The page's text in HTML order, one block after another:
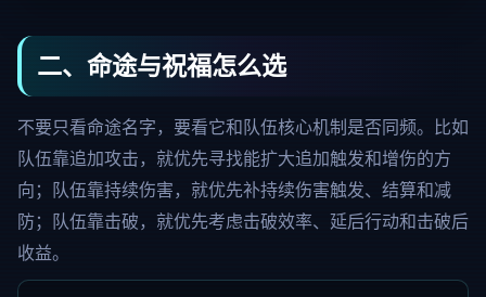
二、命途与祝福怎么选
不要只看命途名字，要看它和队伍核心机制是否同频。比如
队伍靠追加攻击，就优先寻找能扩大追加触发和增伤的方
向；队伍靠持续伤害，就优先补持续伤害触发、结算和减
防；队伍靠击破，就优先考虑击破效率、延后行动和击破后
收益。